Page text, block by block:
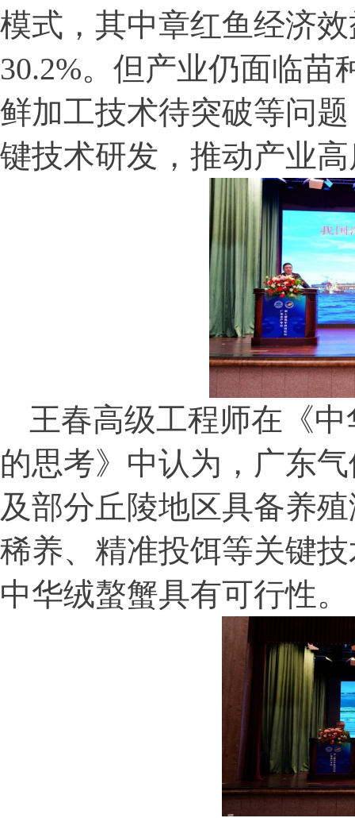
模式，其中章红鱼经济
30.2%。但产业仍面临苗
鲜加工技术待突破等问
键技术研发，推动产业
王春高级工程师在《
的思考》中认为，广东
及部分丘陵地区具备养
稀养、精准投饵等关键
中华绒螯蟹具有可行性。